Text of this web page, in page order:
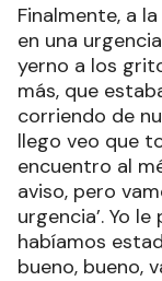
Finalmente, a
en una
yerno a los
más, que
corriendo de
llego veo que
encuentro al
aviso, pero
urgencia’. Yo
habíamos
bueno, bueno,